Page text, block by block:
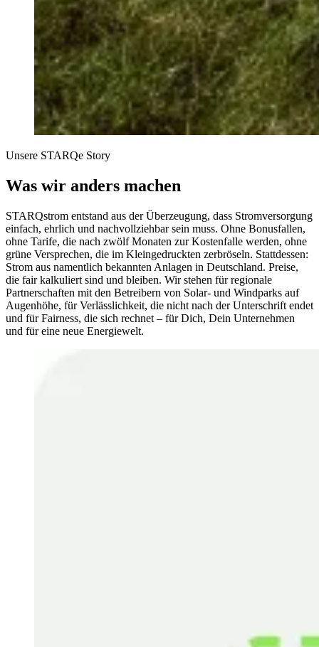
Unsere STARQe Story
Was wir anders machen
STARQstrom entstand aus der Überzeugung, dass Stromversorgung
einfach, ehrlich und nachvollziehbar sein muss. Ohne Bonusfallen,
ohne Tarife, die nach zwölf Monaten zur Kostenfalle werden, ohne
grüne Versprechen, die im Kleingedruckten zerbröseln. Stattdessen:
Strom aus namentlich bekannten Anlagen in Deutschland. Preise,
die fair kalkuliert sind und bleiben. Wir stehen für regionale
Partnerschaften mit den Betreibern von Solar- und Windparks auf
Augenhöhe, für Verlässlichkeit, die nicht nach der Unterschrift endet
und für Fairness, die sich rechnet – für Dich, Dein Unternehmen
und für eine neue Energiewelt.